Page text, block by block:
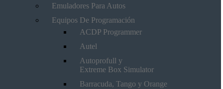
Emuladores Para Autos
Equipos De Programación
ACDP Programmer
Autel
Autoprofull y
Extreme Box Simulator
Barracuda, Tango y Orange